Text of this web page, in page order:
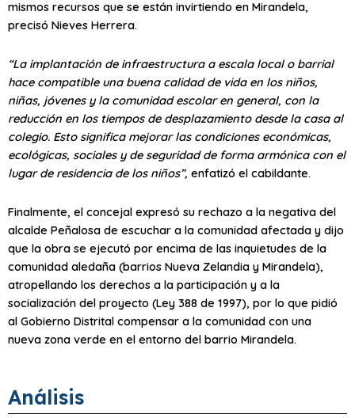
mismos recursos que se están invirtiendo en Mirandela,
precisó Nieves Herrera.
“La implantación de infraestructura a escala local o barrial
hace compatible una buena calidad de vida en los niños,
niñas, jóvenes y la comunidad escolar en general, con la
reducción en los tiempos de desplazamiento desde la casa al
colegio. Esto significa mejorar las condiciones económicas,
ecológicas, sociales y de seguridad de forma armónica con el
lugar de residencia de los niños”, enfatizó el cabildante.
Finalmente, el concejal expresó su rechazo a la negativa del
alcalde Peñalosa de escuchar a la comunidad afectada y dijo
que la obra se ejecutó por encima de las inquietudes de la
comunidad aledaña (barrios Nueva Zelandia y Mirandela),
atropellando los derechos a la participación y a la
socialización del proyecto (Ley 388 de 1997), por lo que pidió
al Gobierno Distrital compensar a la comunidad con una
nueva zona verde en el entorno del barrio Mirandela.
Análisis